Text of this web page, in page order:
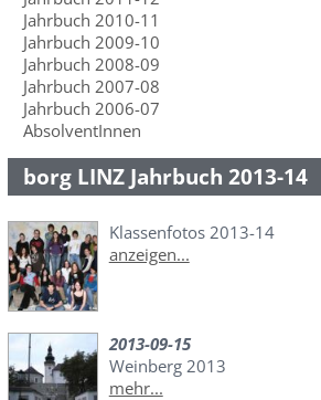
Jahrbuch 2010-11
Jahrbuch 2009-10
Jahrbuch 2008-09
Jahrbuch 2007-08
Jahrbuch 2006-07
AbsolventInnen
borg LINZ Jahrbuch 2013-14
Klassenfotos 2013-14
anzeigen...
2013-09-15
Weinberg 2013
mehr...